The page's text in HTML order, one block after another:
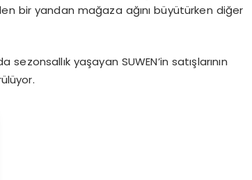
bir yandan mağaza ağınıbüyütürken diğer
yaşayan SUWEN’in satışlarının